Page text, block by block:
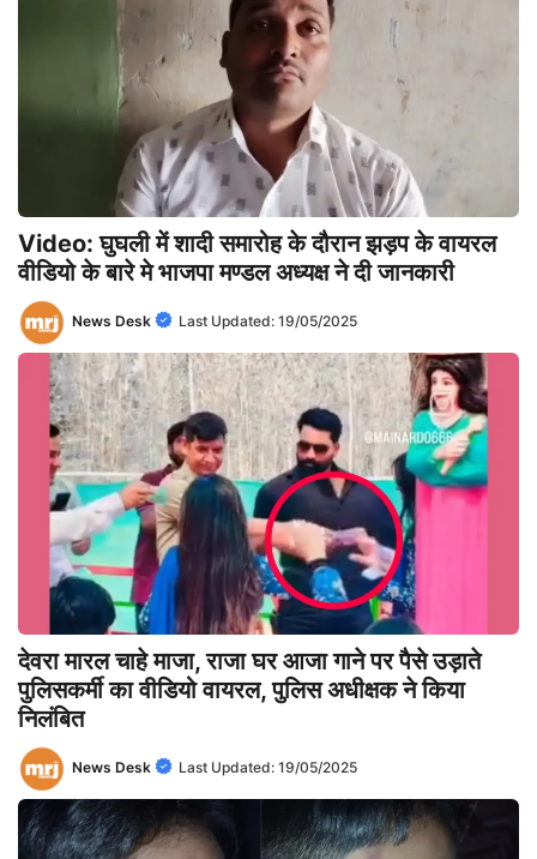
Video: घुघली में शादी समारोह के दौरान झड़प के वायरल
वीडियो के बारे मे भाजपा मण्डल अध्यक्ष ने दी जानकारी
News Desk Last Updated: 19/05/2025
देवरा मारल चाहे माजा, राजा घर आजा गाने पर पैसे उड़ाते
पुलिसकर्मी का वीडियो वायरल, पुलिस अधीक्षक ने किया
निलंबित
News Desk Last Updated: 19/05/2025